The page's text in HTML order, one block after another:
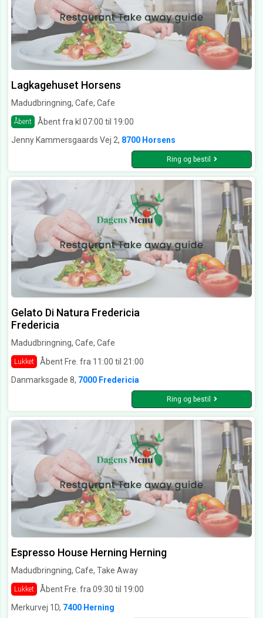
Lagkagehuset Horsens
Madudbringning, Cafe, Cafe
Åbent
Åbent fra kl 07:00 til 19:00
Jenny Kammersgaards Vej 2, 8700 Horsens
Ring og bestil
Gelato Di Natura Fredericia
Fredericia
Madudbringning, Cafe, Cafe
Lukket
Åbent Fre. fra 11:00 til 21:00
Danmarksgade 8, 7000 Fredericia
Ring og bestil
Espresso House Herning Herning
Madudbringning, Cafe, Take Away
Lukket
Åbent Fre. fra 09:30 til 19:00
Merkurvej 1D, 7400 Herning